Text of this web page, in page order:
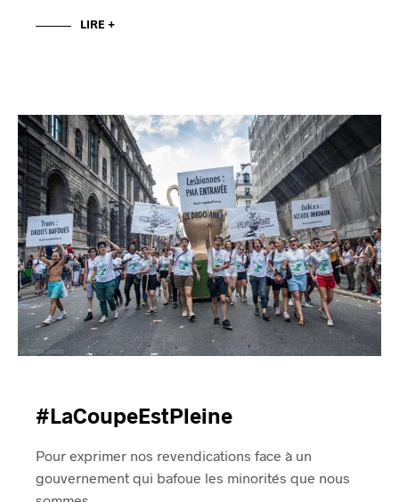
LIRE +
#LaCoupeEstPleine
Pour exprimer nos revendications face à un
gouvernement qui bafoue les minorités que nous